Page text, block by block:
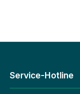
Service-Hotline